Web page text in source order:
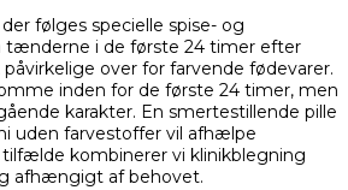
følges specielle spise- og
tænderne i de første 24 timer efter
over for farvende fødevarer.
inden for de første 24 timer, men
karakter. En smertestillende pille
uden farvestoffer vil afhælpe
kombinerer vi klinikblegning
afhængigt af behovet.